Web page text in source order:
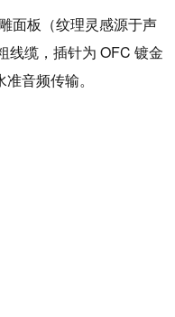
面板（纹理灵感源于声
线缆，插针为 OFC 镀金
音频传输。